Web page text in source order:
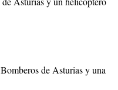
de Asturias y una